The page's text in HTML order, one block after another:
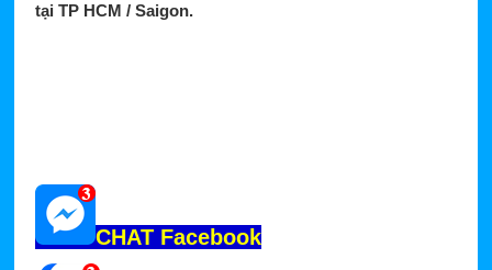
tại TP HCM / Saigon.
CHAT Facebook